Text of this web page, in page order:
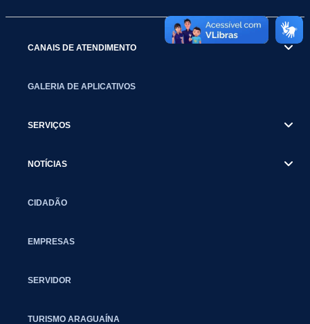
CANAIS DE ATENDIMENTO
GALERIA DE APLICATIVOS
SERVIÇOS
NOTÍCIAS
CIDADÃO
EMPRESAS
SERVIDOR
TURISMO ARAGUAÍNA